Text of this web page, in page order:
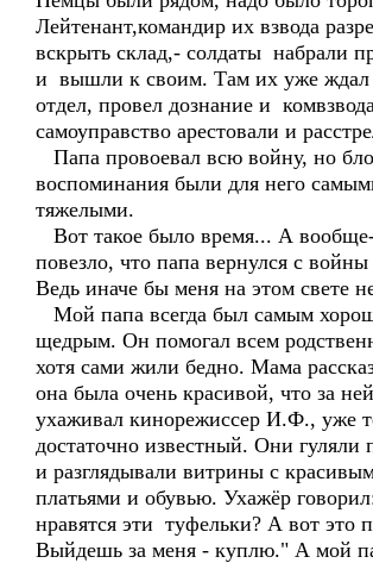
Лейтенант,командир их взвода
вскрыть склад,- солдаты набрали
и вышли к своим. Там их уже ждал
отдел, провел дознание и
самоуправство арестовали и
Папа провоевал всю войну, но
воспоминания были для него
тяжелыми.
Вот такое было время... А
повезло, что папа вернулся с
Ведь иначе бы меня на этом свете
Мой папа всегда был самым
щедрым. Он помогал всем
хотя сами жили бедно. Мама
она была очень красивой, что за
ухаживал кинорежиссер И.Ф., уже
достаточно известный. Они гуляли
и разглядывали витрины с
платьями и обувью. Ухажёр
нравятся эти туфельки? А вот это
Выйдешь за меня - куплю." А мой